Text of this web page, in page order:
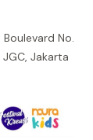
No.
Jakarta